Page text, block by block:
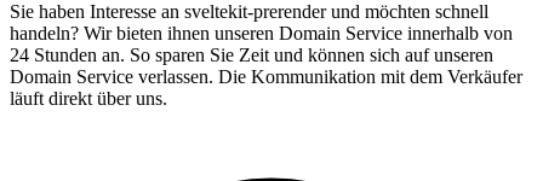
Sie haben Interesse an sveltekit-prerender und möchten schnell
handeln? Wir bieten ihnen unseren Domain Service innerhalb von
24 Stunden an. So sparen Sie Zeit und können sich auf unseren
Domain Service verlassen. Die Kommunikation mit dem Verkäufer
läuft direkt über uns.